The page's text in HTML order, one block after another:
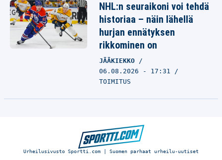
NHL:n seuraikoni voi tehdä
historiaa – näin lähellä
hurjan ennätyksen
rikkominen on
JÄÄKIEKKO
06.08.2026 - 17:31
TOIMITUS
Urheilusivusto Sportti.com | Suomen parhaat urheilu-uutiset